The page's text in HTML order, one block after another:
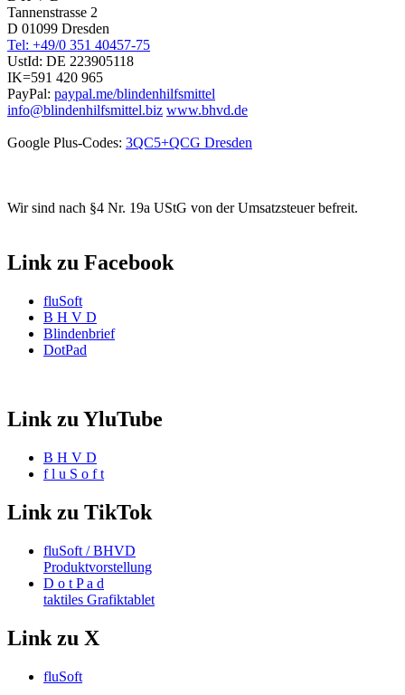
Tannenstrasse 2
D 01099 Dresden
Tel: +49/0 351 40457-75
UstId: DE 223905118
IK=591 420 965
PayPal: paypal.me/blindenhilfsmittel
info@blindenhilfsmittel.biz www.bhvd.de
Google Plus-Codes: 3QC5+QCG Dresden
Wir sind nach §4 Nr. 19a UStG von der Umsatzsteuer befreit.
Link zu Facebook
fluSoft
B H V D
Blindenbrief
DotPad
Link zu YluTube
B H V D
f l u S o f t
Link zu TikTok
fluSoft / BHVD
Produktvorstellung
D o t P a d
taktiles Grafiktablet
Link zu X
fluSoft